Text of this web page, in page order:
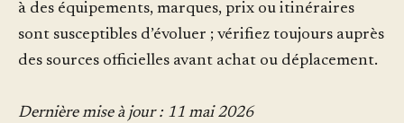
à des équipements, marques, prix ou itinéraires
sont susceptibles d’évoluer ; vérifiez toujours auprès
des sources officielles avant achat ou déplacement.
Dernière mise à jour : 11 mai 2026